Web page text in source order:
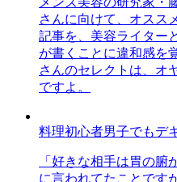
さんに向けて、オスス
記事を、美容ライター
が書くことに違和感を
さんのセレクトは、オ
ですよ。
料理初心者男子でもデ
「好きな相手は胃の腑
に言われてたことです